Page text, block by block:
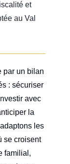
et
au Val
par un bilan
: sécuriser
avec
la
les
se croisent
familial,